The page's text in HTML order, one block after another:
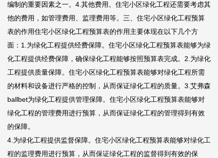
编制的重要因素之一。4.其他费用。住宅小区绿化工程还需要考虑其
他的费用，如管理费用、监理费用等。三、住宅小区绿化工程预算
表的作用住宅小区绿化工程预算表的作用主要体现在以下几个方
面：1.为绿化工程提供经费保障。住宅小区绿化工程预算表能够为绿
化工程提供经费保障，确保绿化工程能够按照预算表完成。2.为绿化
工程提供质量保障。住宅小区绿化工程预算表能够对绿化工程所需
的材料和设备进行严格的控制，从而保证绿化工程的质量。3. 艾弗森
ballbet为绿化工程提供管理保障。住宅小区绿化工程预算表能够对
绿化工程的管理费用进行预算，从而保证绿化工程的管理得到有效
的保障。
4.为绿化工程提供监督保障。住宅小区绿化工程预算表能够对绿化工
程的监理费用进行预算，从而保证绿化工程的监督得到有效的保